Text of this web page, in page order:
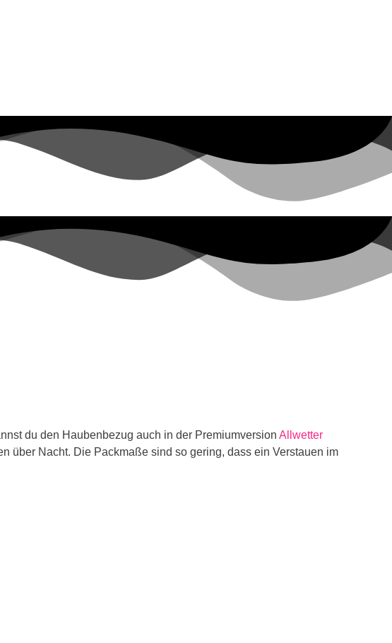
du den Haubenbezug auch in der Premiumversion Allwetter
über Nacht. Die Packmaße sind so gering, dass ein Verstauen im